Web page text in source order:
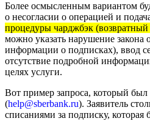
Более осмысленным вариантом
о несогласии о операцией и
процедуры чарджбэк
можно указать нарушение закона
информации о подписках), ввод
отсутствие подробной
целях услуги.
Вот пример запроса, который
(help@sberbank.ru). Заявитель
списаниями за подписку,